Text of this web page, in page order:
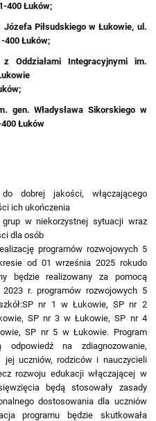
400 Łuków;
Piłsudskiego w Łukowie, ul.
400 Łuków;
Oddziałami Integracyjnymi im.
gen. Władysława Sikorskiego w
Łuków
dobrej jakości, włączającego
ich ukończenia
w niekorzystnej sytuacji wraz
dla osób
programów rozwojowych 5
od 01 września 2025 rokudo
będzie realizowany za pomocą
r. programów rozwojowych 5
nr 1 w Łukowie, SP nr 2
SP nr 3 w Łukowie, SP nr 4
SP nr 5 w Łukowie. Program
odpowiedź na zdiagnozowanie,
jej uczniów, rodziców i nauczycieli
rozwoju edukacji włączającej w
będą stosowały zasady
dostosowania dla uczniów
programu będzie skutkowała